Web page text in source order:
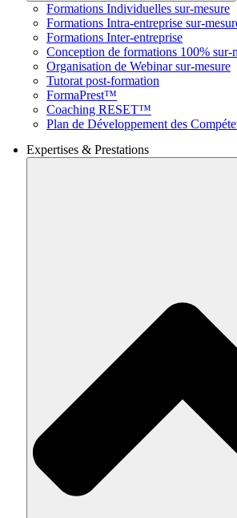
Formations Individuelles sur-mesure
Formations Intra-entreprise sur-
Formations Inter-entreprise
Conception de formations 100% sur-
Organisation de Webinar sur-mesure
Tutorat post-formation
FormaPrest™
Coaching RESET™
Plan de Développement des
Expertises & Prestations